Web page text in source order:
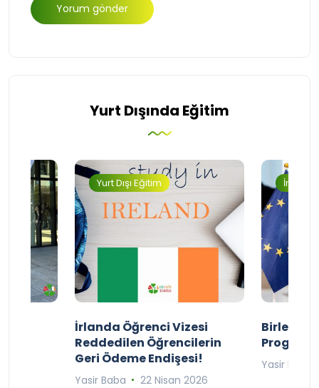
Yurt Dışında Eğitim
Yurt Dışı Eğitim
İrlanda Öğrenci Vizesi
Reddedilen Öğrencilerin
Geri Ödeme Endişesi!
Yasir Baba 22 Nisan 2026
Birleşik
Yasir Baba